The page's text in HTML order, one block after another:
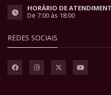
HORÁRIO DE
De 7:00 às 18:00
REDES SOCIAIS